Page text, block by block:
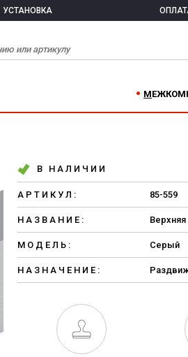
УСТАНОВКА
В НАЛИЧИИ
АРТИКУЛ: 85-559
НАЗВАНИЕ:
МОДЕЛЬ: Серый
НАЗНАЧЕНИЕ: